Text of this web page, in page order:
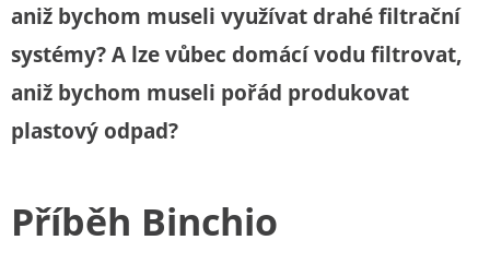
aniž bychom museli využívat drahé filtrační
systémy? A lze vůbec domácí vodu filtrovat,
aniž bychom museli pořád produkovat
plastový odpad?
Příběh Binchio